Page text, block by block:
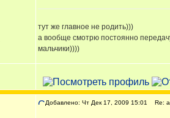
тут же главное не родить)))
а вообще смотрю постоянно
мальчики))))
Добавлено: Чт Дек 17, 2009 15:01 Re: а